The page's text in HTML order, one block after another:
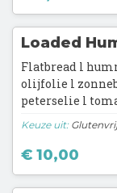
Loaded
Flatbread l
olijfolie l
peterselie l
Keuze uit:
€ 10,00